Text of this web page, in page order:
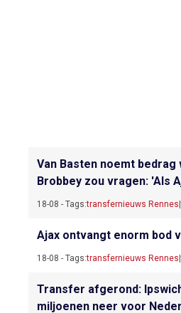
Van Basten noemt bedrag
Brobbey zou vragen: 'Als
18-08 - Tags:transfernieuws Rennes |
Ajax ontvangt enorm bod
18-08 - Tags:transfernieuws Rennes |
Transfer afgerond:
miljoenen neer voor